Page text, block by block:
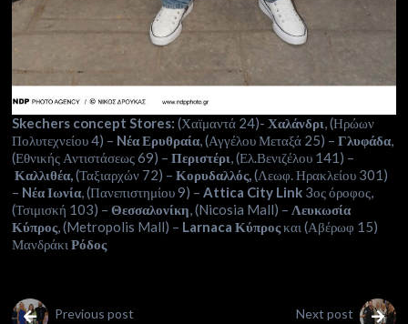
Skechers concept Stores:(Χαϊμαντά 24)-Χαλάνδρι, (Ηρώων
Πολυτεχνείου 4) – Nέα Ερυθραία, (Αγγέλου Μεταξά 25) –Γλυφάδα,
(Εθνικής Αντιστάσεως 69) –Περιστέρι, (Ελ.Βενιζέλου 141) –
Καλλιθέα,(Ταξιαρχών 72) –Κορυδαλλός,(Λεωφ. Ηρακλείου 301)
– Nέα Ιωνία, (Πανεπιστημίου 9) –Attica City Link 3ος όροφος,
(Τσιμισκή 103) –Θεσσαλονίκη, (Nicosia Mall) – Λευκωσία
Κύπρος,(Metropolis Mall) – Larnaca Κύπροςκαι (Αβέρωφ 15)
ΜανδράκιΡόδος
Previous post Next post